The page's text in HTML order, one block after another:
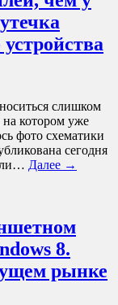
слишком
на котором уже
фото схематики
сегодня
Далее →
8.
рынке